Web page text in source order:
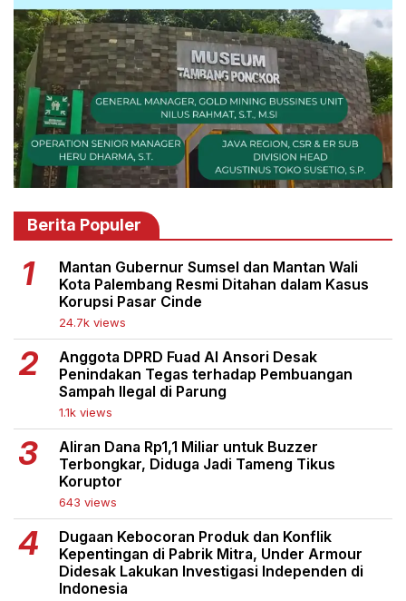
Berita Populer
Mantan Gubernur Sumsel dan Mantan Wali
Kota Palembang Resmi Ditahan dalam Kasus
Korupsi Pasar Cinde
24.7k views
Anggota DPRD Fuad Al Ansori Desak
Penindakan Tegas terhadap Pembuangan
Sampah Ilegal di Parung
1.1k views
Aliran Dana Rp1,1 Miliar untuk Buzzer
Terbongkar, Diduga Jadi Tameng Tikus
Koruptor
643 views
Dugaan Kebocoran Produk dan Konflik
Kepentingan di Pabrik Mitra, Under Armour
Didesak Lakukan Investigasi Independen di
Indonesia